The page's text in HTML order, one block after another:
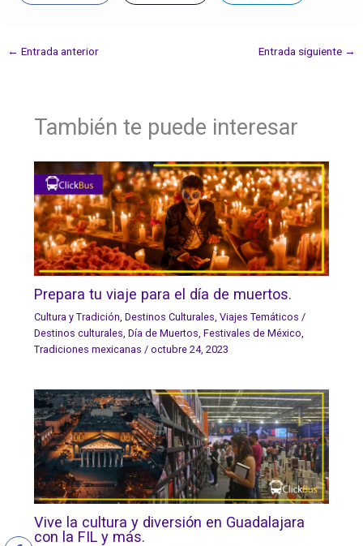
← Entrada anterior Entrada siguiente →
También te puede interesar
Prepara tu viaje para el día de muertos.
Cultura y Tradición, Destinos Culturales, Viajes Temáticos /
Destinos culturales, Día de Muertos, Festivales de México,
Tradiciones mexicanas / octubre 24, 2023
Vive la cultura y diversión en Guadalajara
con la FIL y más.